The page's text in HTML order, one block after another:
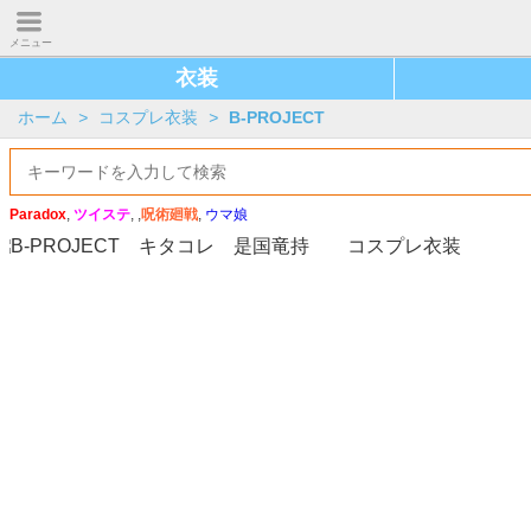
メニュー
衣装
ホーム > コスプレ衣装 > B-PROJECT
Paradox, ツイステ, ,呪術廻戦, ウマ娘